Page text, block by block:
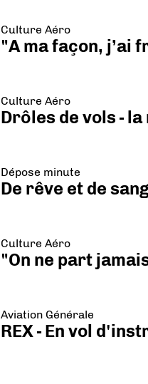
Culture Aéro
"A ma façon, j’ai
Culture Aéro
Drôles de vols -
Dépose minute
De rêve et de
Culture Aéro
"On ne part
Aviation Générale
REX - En vol